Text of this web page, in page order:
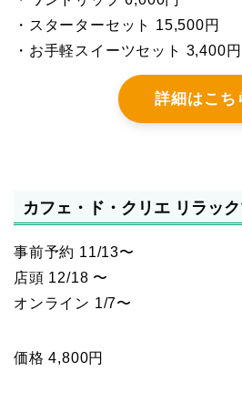
・スターターセット 15,500円
・お手軽スイーツセット 3,400円
詳細はこち
カフェ・ド・クリエ リラッ
事前予約 11/13〜
店頭 12/18 〜
オンライン 1/7〜
価格 4,800円